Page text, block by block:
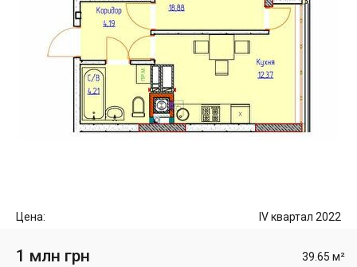
Цена: IV квартал 2022
1 млн грн 39.65 м²